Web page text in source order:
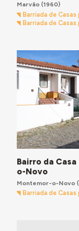
Marvão(1960)
Barriada de Casas
Barriada de
Bairro da
o-Novo
Montemor-o-Novo
Barriada de